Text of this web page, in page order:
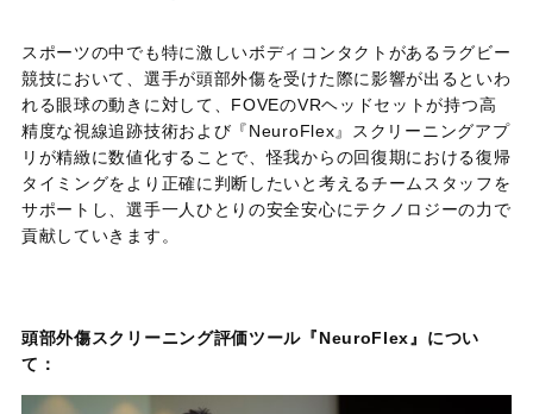
スポーツの中でも特に激しいボディコンタクトがあるラグビー
競技において、選手が頭部外傷を受けた際に影響が出るといわ
れる眼球の動きに対して、FOVEのVRヘッドセットが持つ高
精度な視線追跡技術および『NeuroFlex』スクリーニングアプ
リが精緻に数値化することで、怪我からの回復期における復帰
タイミングをより正確に判断したいと考えるチームスタッフを
サポートし、選手一人ひとりの安全安心にテクノロジーの力で
貢献していきます。
頭部外傷スクリーニング評価ツール『NeuroFlex』につい
て：